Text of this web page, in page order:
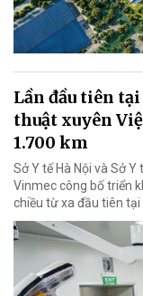
Lần đầu tiên
thuật xuyên
1.700 km
Sở Y tế Hà Nội và Sở
Vinmec công bố triển
chiều từ xa đầu tiên tại